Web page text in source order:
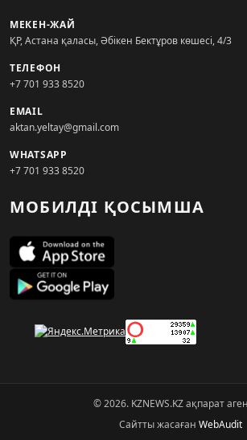
МЕКЕН-ЖАЙ
ҚР, Астана қаласы, Әбікен Бектұров көшесі, 4/3
ТЕЛЕФОН
+7 701 933 8520
EMAIL
aktan.yeltay@gmail.com
WHATSAPP
+7 701 933 8520
МОБИЛДІ ҚОСЫМША
© 2026. KZNEWS.KZ ақпарат
Сайтты жасаған WebAudit